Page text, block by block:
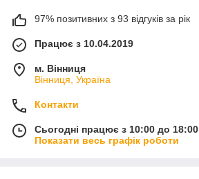
97% позитивних з 93 відгуків за рік
Працює з 10.04.2019
м. Вінниця
Вінниця, Україна
Контакти
Сьогодні працює з 10:00 до 18:00
Показати весь графік роботи